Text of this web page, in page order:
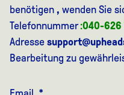
benötigen , wenden Sie
Telefonnummer:040-626
Adresse
Bearbeitung zu